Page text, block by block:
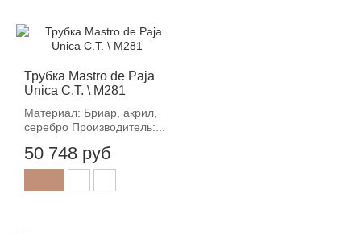
Трубка Mastro de Paja
Unica C.T. \ M281
Материал: Бриар, акрил,
серебро Производитель:...
50 748 руб